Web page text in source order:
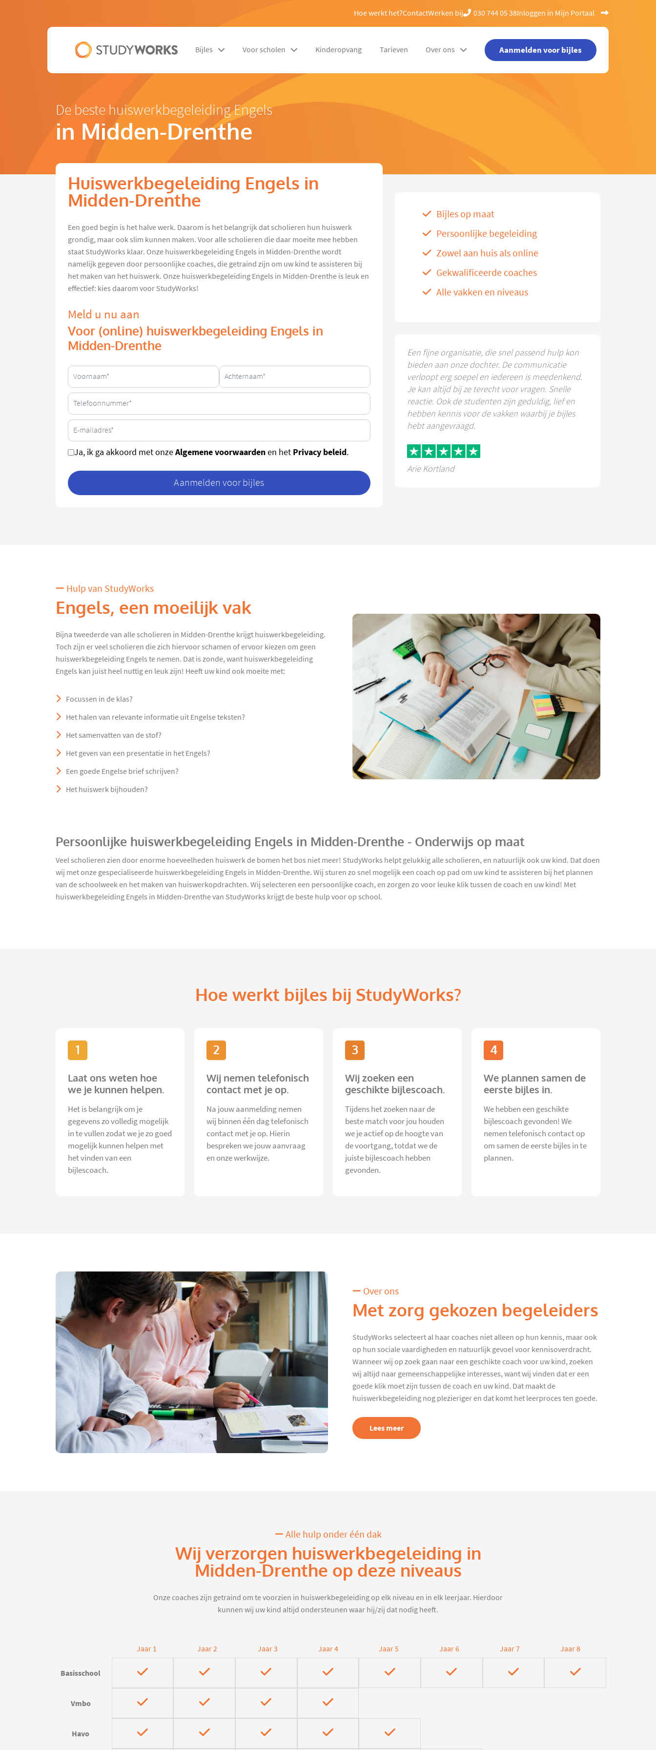
Hoe werkt het?ContactWerken bij 030 744 05 38Inloggen in Mijn Portaal
Bijles Voor scholen Kinderopvang Tarieven Over ons Aanmelden voor bijles
De beste huiswerkbegeleiding Engels
in Midden-Drenthe
Huiswerkbegeleiding Engels in
Midden-Drenthe
Een goed begin is het halve werk. Daarom is het belangrijk dat scholieren hun huiswerk
grondig, maar ook slim kunnen maken. Voor alle scholieren die daar moeite mee hebben
staat StudyWorks klaar. Onze huiswerkbegeleiding Engels in Midden-Drenthe wordt
namelijk gegeven door persoonlijke coaches, die getraind zijn om uw kind te assisteren bij
het maken van het huiswerk. Onze huiswerkbegeleiding Engels in Midden-Drenthe is leuk en
effectief: kies daarom voor StudyWorks!
Meld u nu aan
Voor (online) huiswerkbegeleiding Engels in
Midden-Drenthe
Ja, ik ga akkoord met onzeAlgemene voorwaardenen het Privacy beleid.
Aanmelden voor bijles
Bijles op maat
Persoonlijke begeleiding
Zowel aan huis als online
Gekwalificeerde coaches
Alle vakken en niveaus
Een fijne organisatie, die snel passend hulp kon
bieden aan onze dochter. De communicatie
verloopt erg soepel en iedereen is meedenkend.
Je kan altijd bij ze terecht voor vragen. Snelle
reactie. Ook de studenten zijn geduldig, lief en
hebben kennis voor de vakken waarbij je bijles
hebt aangevraagd.
Arie Kortland
Hulp van StudyWorks
Engels, een moeilijk vak
Bijna tweederde van alle scholieren in Midden-Drenthe krijgt huiswerkbegeleiding.
Toch zijn er veel scholieren die zich hiervoor schamen of ervoor kiezen om geen
huiswerkbegeleiding Engels te nemen. Dat is zonde, want huiswerkbegeleiding
Engels kan juist heel nuttig en leuk zijn! Heeft uw kind ook moeite met:
Focussen in de klas?
Het halen van relevante informatie uit Engelse teksten?
Het samenvatten van de stof?
Het geven van een presentatie in het Engels?
Een goede Engelse brief schrijven?
Het huiswerk bijhouden?
Persoonlijke huiswerkbegeleiding Engels in Midden-Drenthe - Onderwijs op maat
Veel scholieren zien door enorme hoeveelheden huiswerk de bomen het bos niet meer! StudyWorks helpt gelukkig alle scholieren, en natuurlijk ook uw kind. Dat doen
wij met onze gespecialiseerde huiswerkbegeleiding Engels in Midden-Drenthe. Wij sturen zo snel mogelijk een coach op pad om uw kind te assisteren bij het plannen
van de schoolweek en het maken van huiswerkopdrachten. Wij selecteren een persoonlijke coach, en zorgen zo voor leuke klik tussen de coach en uw kind! Met
huiswerkbegeleiding Engels in Midden-Drenthe van StudyWorks krijgt de beste hulp voor op school.
Hoe werkt bijles bij StudyWorks?
1
Laat ons weten hoe
we je kunnen helpen.
Het is belangrijk om je
gegevens zo volledig mogelijk
in te vullen zodat we je zo goed
mogelijk kunnen helpen met
het vinden van een
bijlescoach.
2
Wij nemen telefonisch
contact met je op.
Na jouw aanmelding nemen
wij binnen één dag telefonisch
contact met je op. Hierin
bespreken we jouw aanvraag
en onze werkwijze.
3
Wij zoeken een
geschikte bijlescoach.
Tijdens het zoeken naar de
beste match voor jou houden
we je actief op de hoogte van
de voortgang, totdat we de
juiste bijlescoach hebben
gevonden.
4
We plannen samen de
eerste bijles in.
We hebben een geschikte
bijlescoach gevonden! We
nemen telefonisch contact op
om samen de eerste bijles in te
plannen.
Over ons
Met zorg gekozen begeleiders
StudyWorks selecteert al haar coaches niet alleen op hun kennis, maar ook
op hun sociale vaardigheden en natuurlijk gevoel voor kennisoverdracht.
Wanneer wij op zoek gaan naar een geschikte coach voor uw kind, zoeken
wij altijd naar gemeenschappelijke interesses, want wij vinden dat er een
goede klik moet zijn tussen de coach en uw kind. Dat maakt de
huiswerkbegeleiding nog plezieriger en dat komt het leerproces ten goede.
Lees meer
Alle hulp onder één dak
Wij verzorgen huiswerkbegeleiding in
Midden-Drenthe op deze niveaus
Onze coaches zijn getraind om te voorzien in huiswerkbegeleiding op elk niveau en in elk leerjaar. Hierdoor
kunnen wij uw kind altijd ondersteunen waar hij/zij dat nodig heeft.
Jaar 1 Jaar 2 Jaar 3 Jaar 4 Jaar 5 Jaar 6 Jaar 7 Jaar 8
Basisschool
Vmbo
Havo